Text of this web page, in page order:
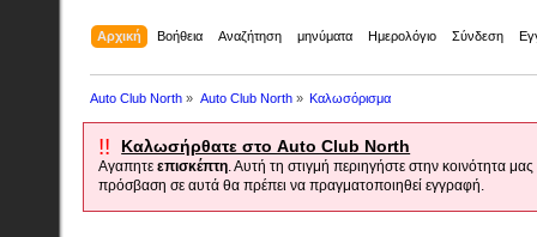
Αρχική Βοήθεια Αναζήτηση μηνύματα Ημερολόγιο Σύνδεση
Auto Club North » Auto Club North» Καλωσόρισμα
!! Καλωσήρθατε στο Auto Club North
Αγαπητεεπισκέπτη. Αυτή τη στιγμή περιηγήστε στην κοινότητα
πρόσβαση σε αυτά θα πρέπει να πραγματοποιηθεί εγγραφή.